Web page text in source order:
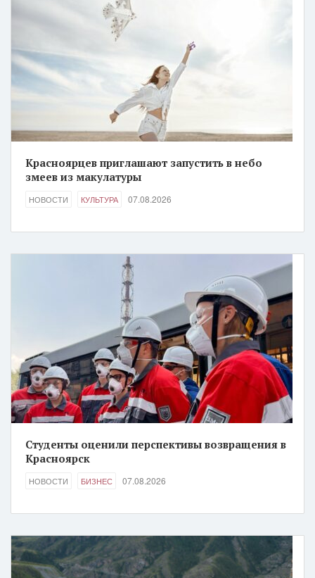
Красноярцев приглашают запустить в небо
змеев из макулатуры
НОВОСТИ КУЛЬТУРА 07.08.2026
Студенты оценили перспективы возвращения в
Красноярск
НОВОСТИ БИЗНЕС 07.08.2026